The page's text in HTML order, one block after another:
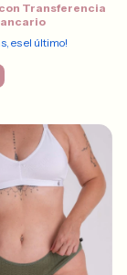
con Transferencia
es el último!